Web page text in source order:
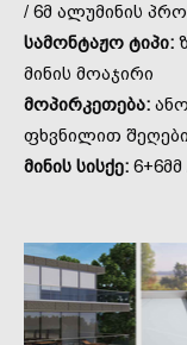
/ 6მ ალუმინის
სამონტაჟო ტიპი:
მინის მოაჯირი
მოპირკეთება:
ფხვნილით
მინის სისქე: 6+6მმ